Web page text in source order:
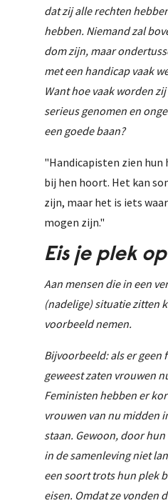
dat zij alle rechten
hebben. Niemand zal
dom zijn, maar
met een handicap vaak
Want hoe vaak worden
serieus genomen en
een goede baan?
"Handicapisten zien hun
bij hen hoort. Het kan
zijn, maar het is iets
mogen zijn."
Eis je plek op
Aan mensen die in een
(nadelige) situatie zitten
voorbeeld nemen.
Bijvoorbeeld: als er geen
geweest zaten vrouwen
Feministen hebben er
vrouwen van nu midden
staan. Gewoon, door
in de samenleving niet
een soort trots hun plek
eisen. Omdat ze vonden